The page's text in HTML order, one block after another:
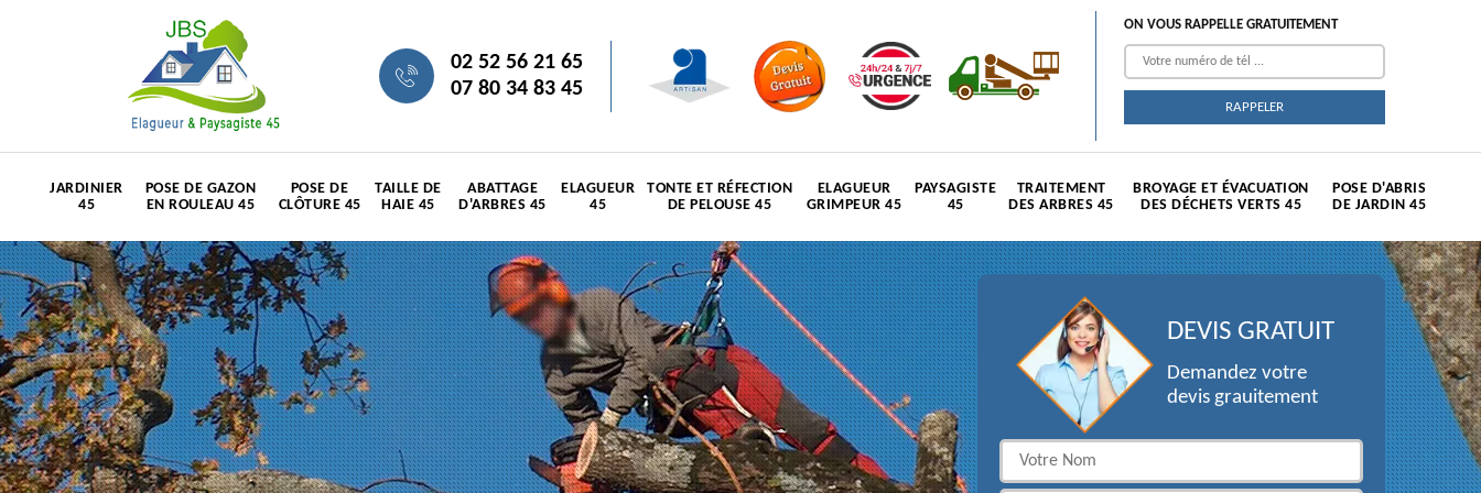
02 52 56 21 65
07 80 34 83 45
ON VOUS RAPPELLE GRATUITEMENT
JARDINIER
45
POSE DE GAZON
EN ROULEAU 45
POSE DE
CLÔTURE 45
TAILLE DE
HAIE 45
ABATTAGE
D'ARBRES 45
ELAGUEUR
45
TONTE ET RÉFECTION
DE PELOUSE 45
ELAGUEUR
GRIMPEUR 45
PAYSAGISTE
45
TRAITEMENT
DES ARBRES 45
BROYAGE ET ÉVACUATION
DES DÉCHETS VERTS 45
POSE D'ABRIS
DE JARDIN 45
DEVIS GRATUIT
Demandez votre
devis grauitement